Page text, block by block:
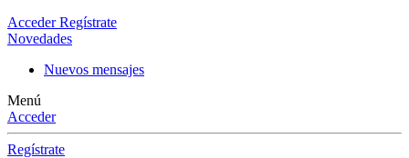
Acceder Regístrate
Novedades
Nuevos mensajes
Menú
Acceder
Regístrate